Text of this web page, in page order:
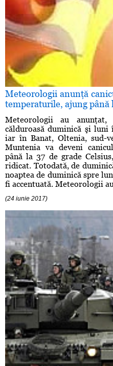
Meteorologii anunţă
temperaturile, ajung până
Meteorologii au
călduroasă duminică şi
iar în Banat, Oltenia, sud-
Muntenia va deveni
până la 37 de grade
ridicat. Totodată, de
noaptea de duminică spre
fi accentuată. Meteorologii
(24 iunie 2017)